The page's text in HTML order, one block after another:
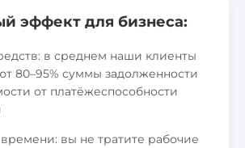
эффект для бизнеса:
в среднем наши клиенты
80–95% суммы задолженности
от платёжеспособности
вы не тратите рабочие